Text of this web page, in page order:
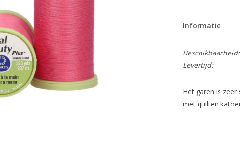
Informatie
Beschikbaarheid:
Levertijd:
Het garen is
met quilten